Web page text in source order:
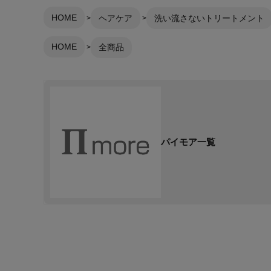
HOME ヘアケア 洗い流さないトリートメント
HOME 全商品
パイモア一覧